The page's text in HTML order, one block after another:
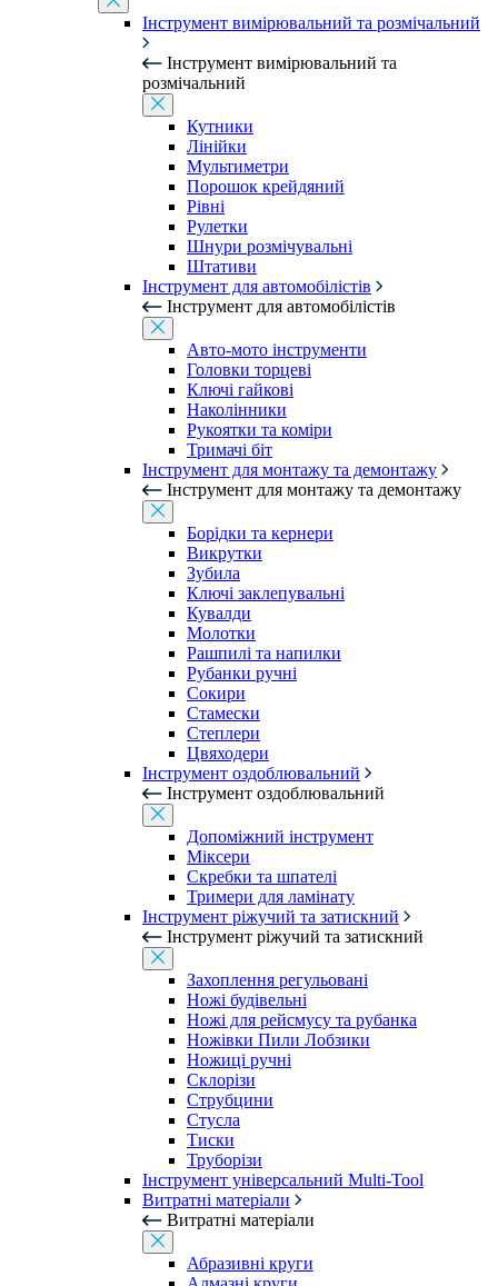
Інструмент вимірювальний та розмічальний
Інструмент вимірювальний та
розмічальний
Кутники
Лінійки
Мультиметри
Порошок крейдяний
Рівні
Рулетки
Шнури розмічувальні
Штативи
Інструмент для автомобілістів
Інструмент для автомобілістів
Авто-мото інструменти
Головки торцеві
Ключі гайкові
Наколінники
Рукоятки та коміри
Тримачі біт
Інструмент для монтажу та демонтажу
Інструмент для монтажу та демонтажу
Борідки та кернери
Викрутки
Зубила
Ключі заклепувальні
Кувалди
Молотки
Рашпилі та напилки
Рубанки ручні
Сокири
Стамески
Степлери
Цвяходери
Інструмент оздоблювальний
Інструмент оздоблювальний
Допоміжний інструмент
Міксери
Скребки та шпателі
Тримери для ламінату
Інструмент ріжучий та затискний
Інструмент ріжучий та затискний
Захоплення регульовані
Ножі будівельні
Ножі для рейсмусу та рубанка
Ножівки Пили Лобзики
Ножиці ручні
Склорізи
Струбцини
Стусла
Тиски
Труборізи
Інструмент універсальний Multi-Tool
Витратні матеріали
Витратні матеріали
Абразивні круги